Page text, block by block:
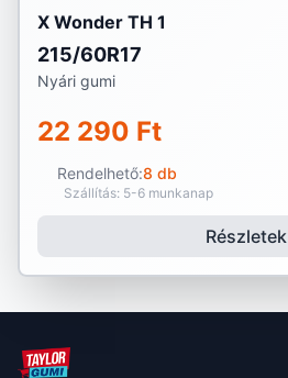
X Wonder TH 1
215/60R17
Nyári gumi
22 290 Ft
Rendelhető:8 db
Szállítás: 5-6 munkanap
Részletek